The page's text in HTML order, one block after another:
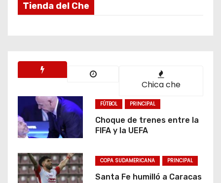
Tienda del Che
Chica che
FÚTBOL PRINCIPAL
Choque de trenes entre la
FIFA y la UEFA
COPA SUDAMERICANA PRINCIPAL
Santa Fe humilló a Caracas